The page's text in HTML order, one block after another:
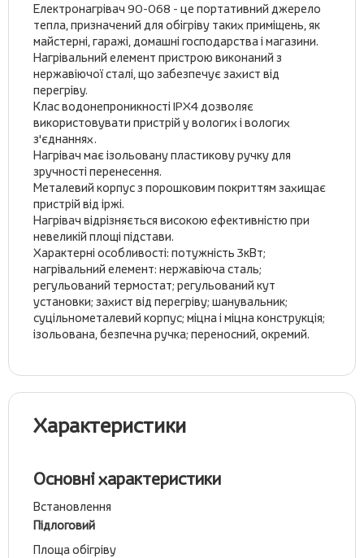
Електронагрівач 90-068 - це портативний джерело
тепла, призначений для обігріву таких приміщень, як
майстерні, гаражі, домашні господарства і магазини.
Нагрівальний елемент пристрою виконаний з
нержавіючої сталі, що забезпечує захист від
перегріву.
Клас водонепроникності IPX4 дозволяє
використовувати пристрій у вологих і вологих
з'єднаннях.
Нагрівач має ізольовану пластикову ручку для
зручності перенесення.
Металевий корпус з порошковим покриттям захищає
пристрій від іржі.
Нагрівач відрізняється високою ефективністю при
невеликій площі підстави.
Характерні особливості: потужність 3кВт;
нагрівальний елемент: нержавіюча сталь;
регульований термостат; регульований кут
установки; захист від перегріву; шанувальник;
суцільнометалевий корпус; міцна і міцна конструкція;
ізольована, безпечна ручка; переносний, окремий.
Характеристики
Основні характеристики
Встановлення
Підлоговий
Площа обігріву